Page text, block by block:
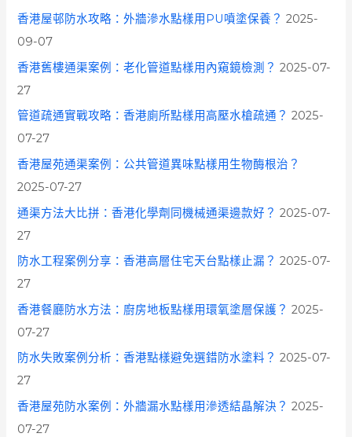
f
o
香港屋邨防水攻略：外牆滲水點樣用PU噴塗保養？ 2025-
09-07
香港舊樓通渠案例：老化管道點樣用內窺鏡檢測？ 2025-07-
27
管道疏通實戰攻略：香港廁所點樣用高壓水槍疏通？ 2025-
07-27
香港屋苑通渠案例：公共管道異味點樣用生物酶根治？
2025-07-27
通渠方法大比拼：香港化學劑同機械通渠邊款好？ 2025-07-
27
防水工程案例分享：香港高層住宅天台點樣止漏？ 2025-07-
27
香港餐廳防水方法：廚房地板點樣用環氧塗層保護？ 2025-
07-27
防水失敗案例分析：香港點樣避免選錯防水塗料？ 2025-07-
27
香港屋苑防水案例：外牆漏水點樣用滲透結晶解決？ 2025-
07-27